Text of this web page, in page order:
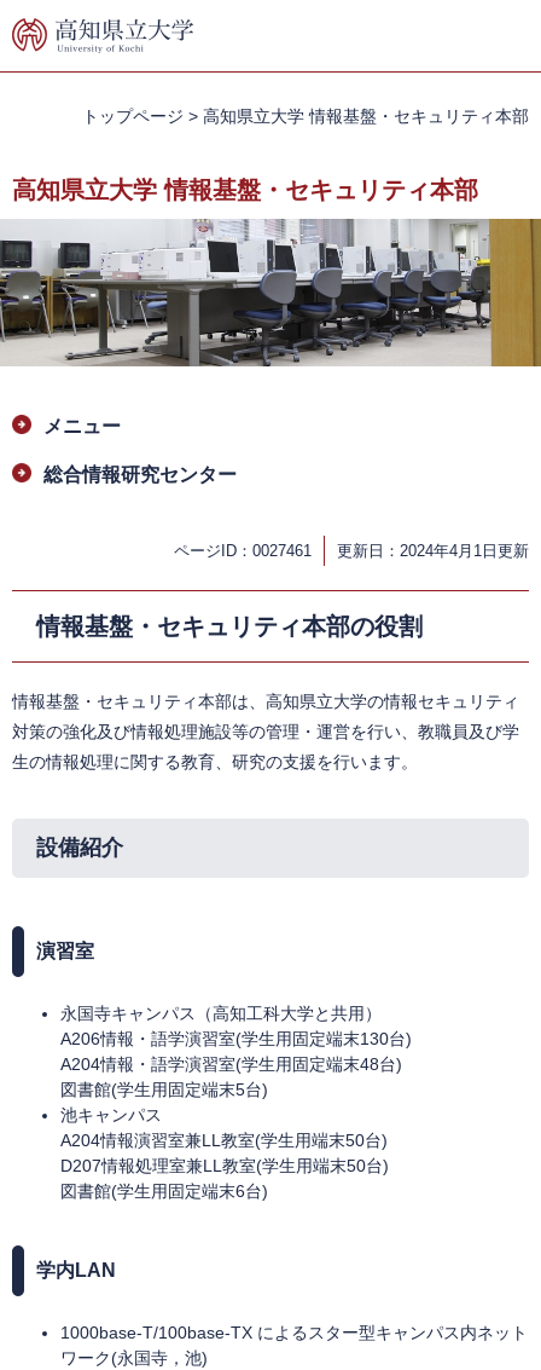
ー
す。
ニ
し
て
本
文
へ
トップページ > 高知県立大学 情報基盤・セキュリティ本部
高知県立大学 情報基盤・セキュリティ本部
文
メニュー
総合情報研究センター
ページID：0027461 更新日：2024年4月1日更新
情報基盤・セキュリティ本部の役割
情報基盤・セキュリティ本部は、高知県立大学の情報セキュリティ
対策の強化及び情報処理施設等の管理・運営を行い、教職員及び学
生の情報処理に関する教育、研究の支援を行います。
設備紹介
演習室
永国寺キャンパス（高知工科大学と共用）
A206情報・語学演習室(学生用固定端末130台)
A204情報・語学演習室(学生用固定端末48台)
図書館(学生用固定端末5台)
池キャンパス
A204情報演習室兼LL教室(学生用端末50台)
D207情報処理室兼LL教室(学生用端末50台)
図書館(学生用固定端末6台)
学内LAN
1000base-T/100base-TX によるスター型キャンパス内ネット
ワーク(永国寺，池)